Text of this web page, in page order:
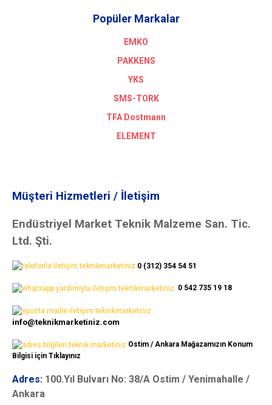
Popüler Markalar
EMKO
PAKKENS
YKS
SMS-TORK
TFA Dostmann
ELEMENT
Müşteri Hizmetleri / İletişim
Endüstriyel Market Teknik Malzeme San. Tic.
Ltd. Şti.
0 (312) 354 54 51
0 542 735 19 18
info@teknikmarketiniz.com
Ostim / Ankara Mağazamızın Konum
Bilgisi için Tıklayınız
Adres: 100.Yıl Bulvarı No: 38/A Ostim / Yenimahalle /
Ankara